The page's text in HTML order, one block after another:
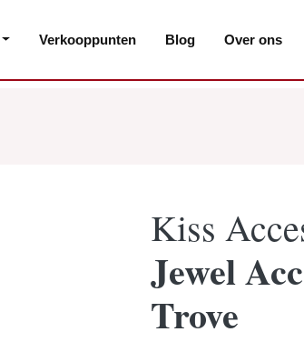
Verkooppunten Blog Over ons
Kiss
Jewel
Trove